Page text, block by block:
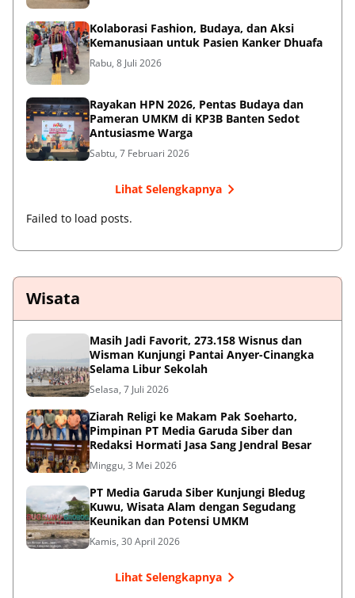
Kolaborasi Fashion, Budaya, dan Aksi
Kemanusiaan untuk Pasien Kanker Dhuafa
Rabu, 8 Juli 2026
Rayakan HPN 2026, Pentas Budaya dan
Pameran UMKM di KP3B Banten Sedot
Antusiasme Warga
Sabtu, 7 Februari 2026
Lihat Selengkapnya
Failed to load posts.
Wisata
Masih Jadi Favorit, 273.158 Wisnus dan
Wisman Kunjungi Pantai Anyer-Cinangka
Selama Libur Sekolah
Selasa, 7 Juli 2026
Ziarah Religi ke Makam Pak Soeharto,
Pimpinan PT Media Garuda Siber dan
Redaksi Hormati Jasa Sang Jendral Besar
Minggu, 3 Mei 2026
PT Media Garuda Siber Kunjungi Bledug
Kuwu, Wisata Alam dengan Segudang
Keunikan dan Potensi UMKM
Kamis, 30 April 2026
Lihat Selengkapnya